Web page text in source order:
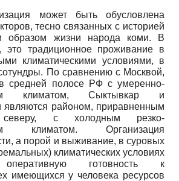
может быть обусловлена
тесно связанных с историей
образом жизни народа коми. В
это традиционное проживание в
климатическими условиями, в
По сравнению с Москвой,
средней полосе РФ с умеренно­
климатом, Сыктывкар и
являются районом, приравненным
с холодным резко-
климатом. Организация
а порой и выживание, в суровых
климатических условиях
оперативную готовность к
имеющихся у человека ресурсов